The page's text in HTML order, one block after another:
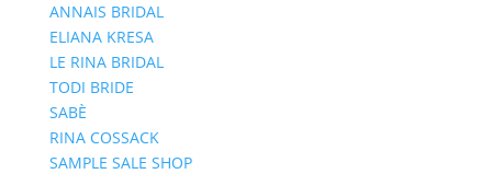
ANNAIS BRIDAL
ELIANA KRESA
LE RINA BRIDAL
TODI BRIDE
SABÈ
RINA COSSACK
SAMPLE SALE SHOP